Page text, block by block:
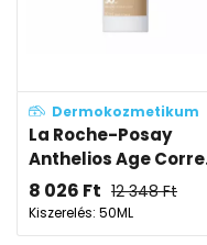
Dermokozmetikum
La Roche-Posay
Anthelios Age
8 026 Ft 12 348Ft
Kiszerelés: 50ML